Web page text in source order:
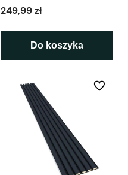
249,99 zł
Do koszyka
Do